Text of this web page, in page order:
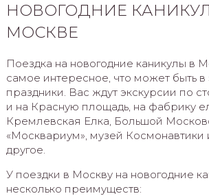
НОВОГОДНИЕ
МОСКВЕ
Поездка на новогодние каникулы в
самое интересное, что может быть в
праздники. Вас ждут экскурсии по
и на Красную площадь, на фабрику
Кремлевская Елка, Большой
«Москвариум», музей Космонавтики
другое.
У поездки в Москву на новогодние
несколько преимуществ: